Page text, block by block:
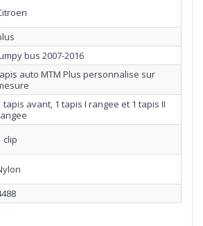
bus 2007-2016
auto MTM Plus personnalise sur
tapis avant, 1 tapis I rangee et 1 tapis II
clip